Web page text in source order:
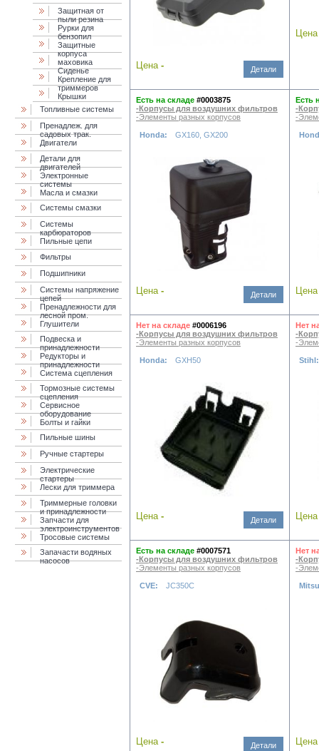
Защитная от
пыли резина
Рурки для
бензопил
Защитные
корпуса
маховика
Cиденье
Крепление для
триммеров
Крышки
Топливные системы
Пренадлеж. для
садовых трак.
Двигатели
Детали для
двигателей
Электронные
системы
Масла и смазки
Cистемы смазки
Системы
карбюраторов
Пильные цепи
Фильтры
Подшипники
Системы напряжение
цепей
Пренадлежности для
лесной пром.
Глушители
Подвеска и
принадлежности
Редукторы и
принадлежности
Система сцепления
Тормозные системы
сцепления
Сервисное
оборудование
Болты и гайки
Пильные шины
Ручные стартеры
Электрические
стартеры
Лески для триммера
Триммерные головки
и принадлежности
Запчасти для
электроинструментов
Тросовые системы
Запачасти водяных
насосов
Цена - Детали
Есть на складе #0003875
-Корпусы для воздушних фильтров
-Элементы разных корпусов
Honda: GX160, GX200
Цена - Детали
Есть
-
-
Нет на складе #0006196
-Корпусы для воздушних фильтров
-Элементы разных корпусов
Honda: GXH50
Цена - Детали
Нет
-
-
Есть на складе #0007571
-Корпусы для воздушних фильтров
-Элементы разных корпусов
CVE: JC350C
Цена - Детали
Нет
-
-